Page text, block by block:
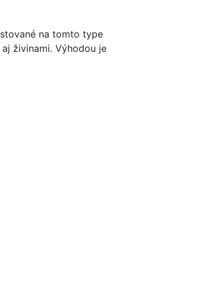
na tomto type
živinami. Výhodou je